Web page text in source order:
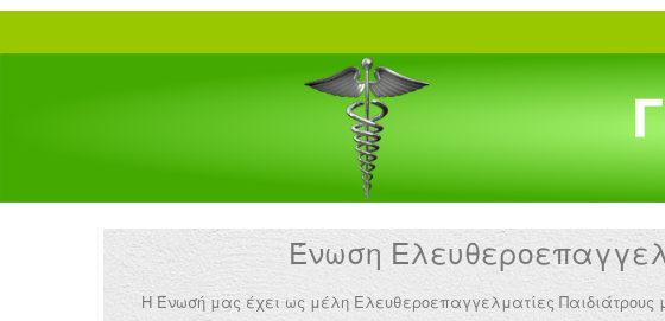
Ένωση
Η Ένωσή μας έχει ως μέλη Ελευθεροεπαγγελματίες Παιδιάτρους